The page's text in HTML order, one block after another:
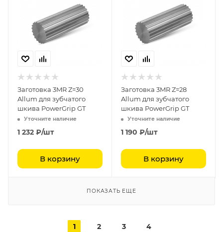
Заготовка 3MR Z=30
Allum для зубчатого
шкива PowerGrip GT
Уточните наличие
1 232 ₽/шт
В корзину
Заготовка 3MR Z=28
Allum для зубчатого
шкива PowerGrip GT
Уточните наличие
1 190 ₽/шт
В корзину
ПОКАЗАТЬ ЕЩЕ
1 2 3 4